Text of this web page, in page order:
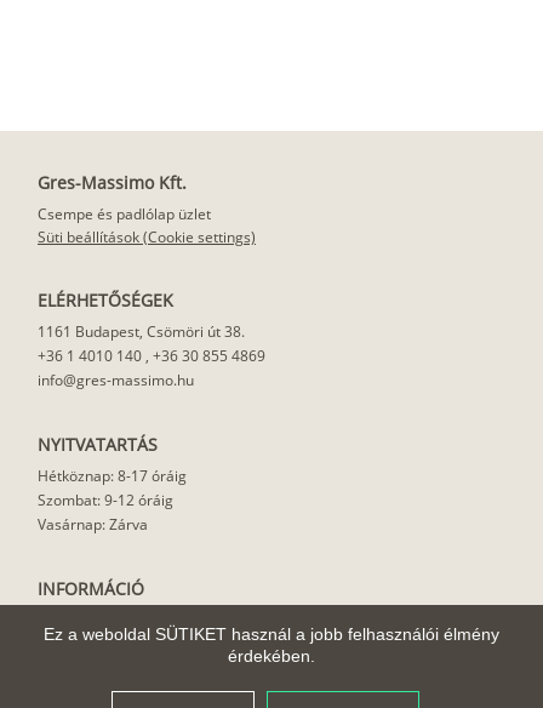
Ez a weboldal SÜTIKET használ a jobb felhasználói élmény
érdekében.
Gres-Massimo Kft.
Csempe és padlólap üzlet
Süti beállítások (Cookie settings)
ELÉRHETŐSÉGEK
1161 Budapest, Csömöri út 38.
+36 1 4010 140, +36 30 855 4869
info@gres-massimo.hu
NYITVATARTÁS
Hétköznap: 8-17 óráig
Szombat: 9-12 óráig
Vasárnap: Zárva
INFORMÁCIÓ
Felhasználási javaslat